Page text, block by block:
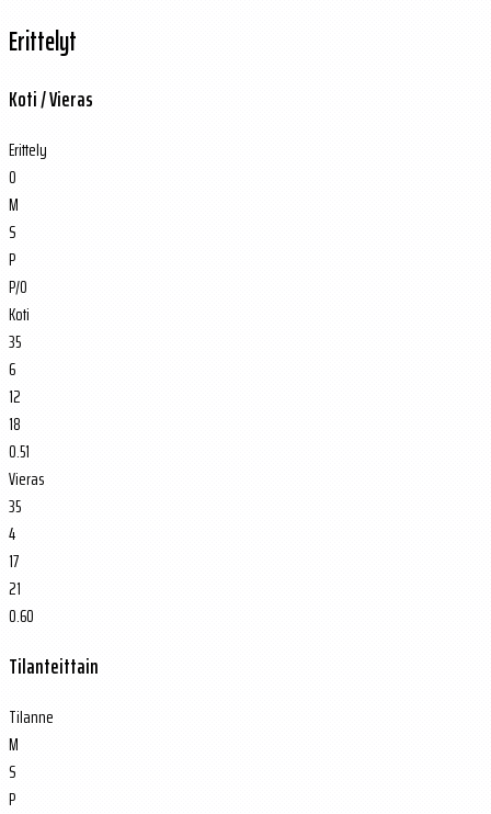
Erittelyt
Koti / Vieras
Erittely
O
M
S
P
P/O
Koti
35
6
12
18
0.51
Vieras
35
4
17
21
0.60
Tilanteittain
Tilanne
M
S
P